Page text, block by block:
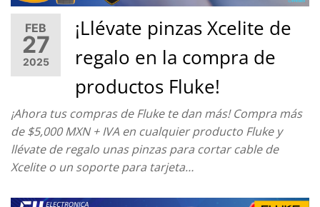
FEB
27
2025
¡Llévate pinzas Xcelite de
regalo en la compra de
productos Fluke!
¡Ahora tus compras de Fluke te dan más! Compra más
de $5,000 MXN + IVA en cualquier producto Fluke y
llévate de regalo unas pinzas para cortar cable de
Xcelite o un soporte para tarjeta…